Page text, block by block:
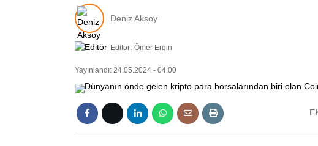
Deniz Aksoy
Editör: Ömer Ergin
Yayınlandı: 24.05.2024 - 04:00